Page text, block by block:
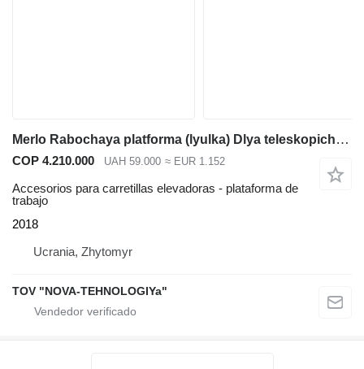
Merlo Rabochaya platforma (lyulka) Dlya teleskopicheskih pogruzchikov
COP 4.210.000 UAH 59.000 ≈ EUR 1.152
Accesorios para carretillas elevadoras - plataforma de
trabajo
2018
Ucrania, Zhytomyr
TOV "NOVA-TEHNOLOGIYa"